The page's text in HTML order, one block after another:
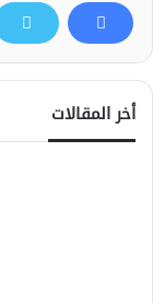
أخر المقالات